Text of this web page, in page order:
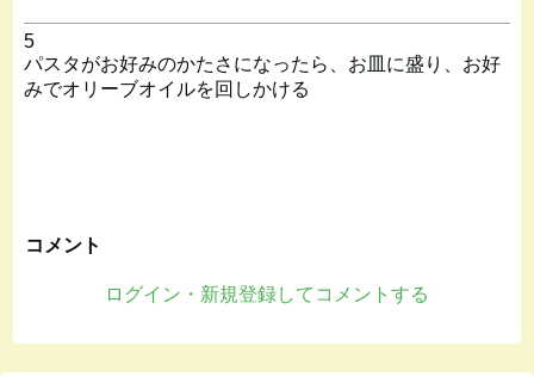
5
パスタがお好みのかたさになったら、お皿に盛り、お好
みでオリーブオイルを回しかける
コメント
ログイン・新規登録してコメントする